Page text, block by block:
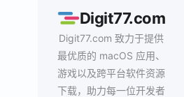
Digit77.com
Digit77.com 致力于提供
最优质的 macOS 应用、
游戏以及跨平台软件资源
下载，助力每一位开发者